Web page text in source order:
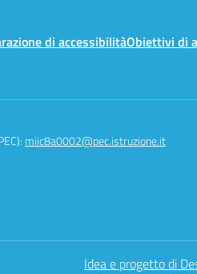
di accessibilitàObiettivi di
miic8a0002@pec.istruzione.it
Idea e progetto di